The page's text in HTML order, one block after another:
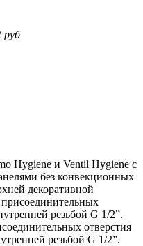
руб
Hygiene и Ventil Hygiene с
без конвекционных
декоративной
резьбой G 1/2”.
отверстия
резьбой G 1/2”.